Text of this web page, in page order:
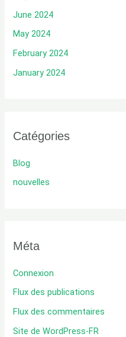
June 2024
May 2024
February 2024
January 2024
Catégories
Blog
nouvelles
Méta
Connexion
Flux des publications
Flux des commentaires
Site de WordPress-FR